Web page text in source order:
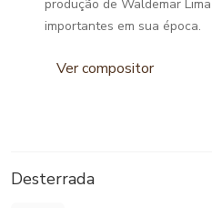
produção de Waldemar
importantes em sua época.
Ver compositor
Desterrada